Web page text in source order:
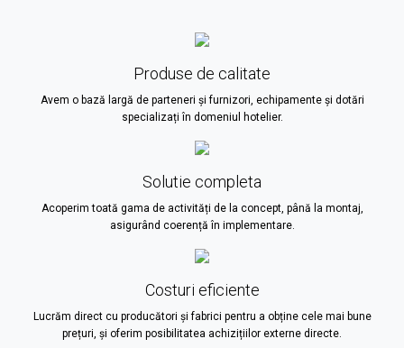
Produse de calitate
Avem o bază largă de parteneri și furnizori, echipamente și dotări
specializați în domeniul hotelier.
Solutie completa
Acoperim toată gama de activități de la concept, până la montaj,
asigurând coerență în implementare.
Costuri eficiente
Lucrăm direct cu producători și fabrici pentru a obține cele mai bune
prețuri, și oferim posibilitatea achizițiilor externe directe.